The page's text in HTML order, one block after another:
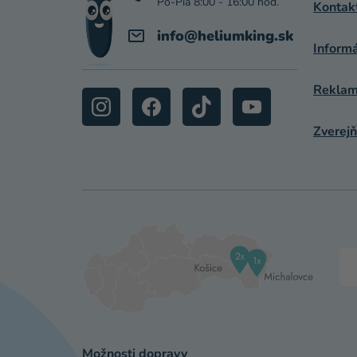
info@heliumking.sk